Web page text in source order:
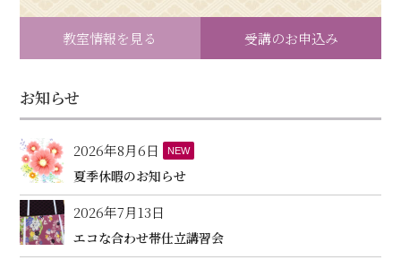
教室情報を見る 受講のお申込み
お知らせ
2026年8月6日 NEW
夏季休暇のお知らせ
2026年7月13日
エコな合わせ帯仕立講習会